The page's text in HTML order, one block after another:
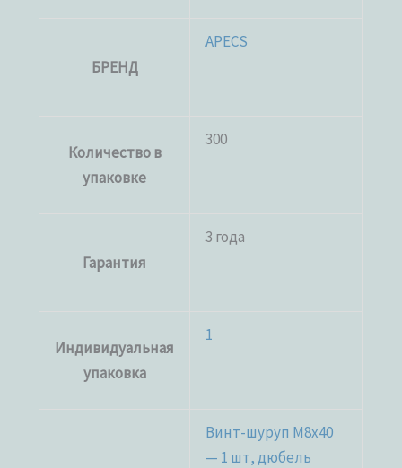
БРЕНД
APECS
Количество в
упаковке
300
Гарантия
3 года
Индивидуальная
упаковка
1
Винт-шуруп M8x40
— 1 шт, дюбель